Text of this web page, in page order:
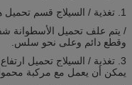
1. تغذية / السيلاج قسم تحميل هو مستوى، لمنع العلف التخمير الثانوية؛
وقطع دائم وعلى نحو سلس.
يمكن أن يعمل مع مركبة